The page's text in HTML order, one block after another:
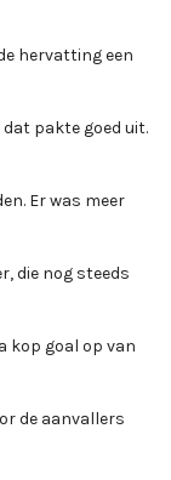
hervatting een
pakte goed uit.
Er was meer
die nog steeds
kop goal op van
de aanvallers